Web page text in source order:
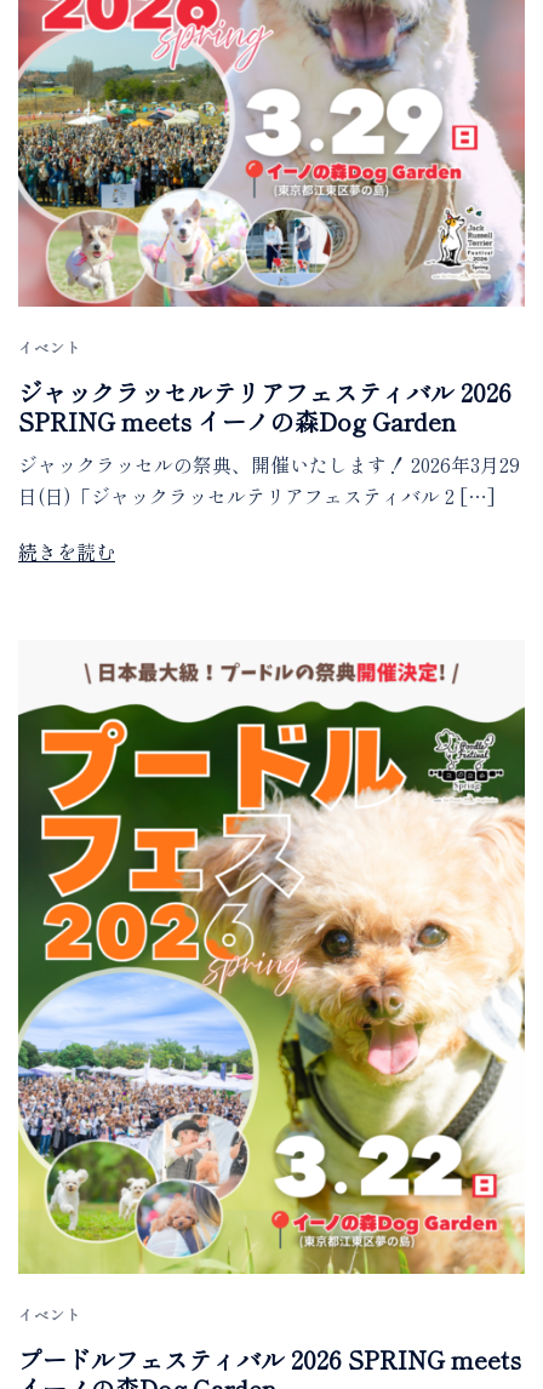
イベント
ジャックラッセルテリアフェスティバル 2026
SPRING meets イーノの森Dog Garden
ジャックラッセルの祭典、開催いたします！ 2026年3月29
日(日)「ジャックラッセルテリアフェスティバル 2 […]
続きを読む
イベント
プードルフェスティバル 2026 SPRING meets